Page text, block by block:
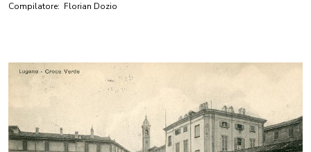
Compilatore: Florian Dozio